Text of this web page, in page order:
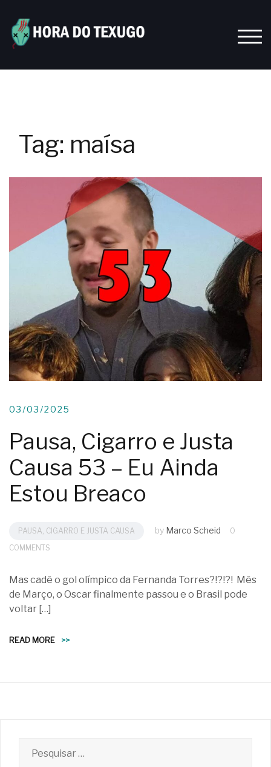
content
Tag: maísa
03/03/2025
Pausa, Cigarro e Justa
Causa 53 – Eu Ainda
Estou Breaco
PAUSA, CIGARRO E JUSTA CAUSA by Marco Scheid
0
COMMENTS
Mas cadê o gol olímpico da Fernanda Torres?!?!?! Mês
de Março, o Oscar finalmente passou e o Brasil pode
voltar […]
READ MORE >>
por: